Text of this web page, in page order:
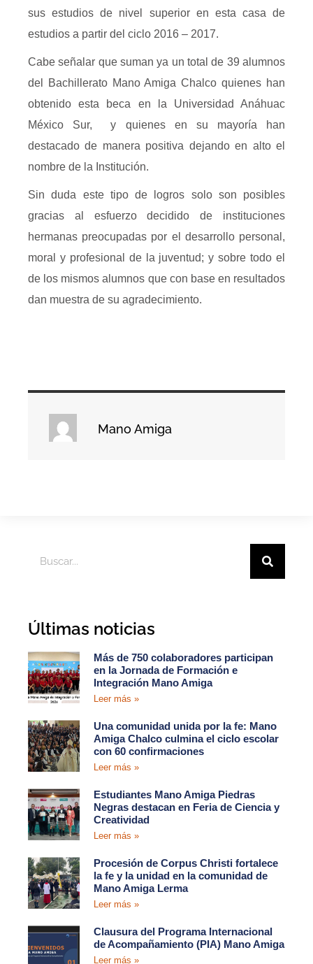
sus estudios de nivel superior en esta casa de
estudios a partir del ciclo 2016 – 2017.
Cabe señalar que suman ya un total de 39 alumnos
del Bachillerato Mano Amiga Chalco quienes han
obtenido esta beca en la Universidad Anáhuac
México Sur, y quienes en su mayoría han
destacado de manera positiva dejando en alto el
nombre de la Institución.
Sin duda este tipo de logros solo son posibles
gracias al esfuerzo decidido de instituciones
hermanas preocupadas por el desarrollo personal,
moral y profesional de la juventud; y sobre todo el
de los mismos alumnos que con base en resultados
dan muestra de su agradecimiento.
Mano Amiga
Últimas noticias
Más de 750 colaboradores participan
en la Jornada de Formación e
Integración Mano Amiga
Leer más »
Una comunidad unida por la fe: Mano
Amiga Chalco culmina el ciclo escolar
con 60 confirmaciones
Leer más »
Estudiantes Mano Amiga Piedras
Negras destacan en Feria de Ciencia y
Creatividad
Leer más »
Procesión de Corpus Christi fortalece
la fe y la unidad en la comunidad de
Mano Amiga Lerma
Leer más »
Clausura del Programa Internacional
de Acompañamiento (PIA) Mano Amiga
Leer más »